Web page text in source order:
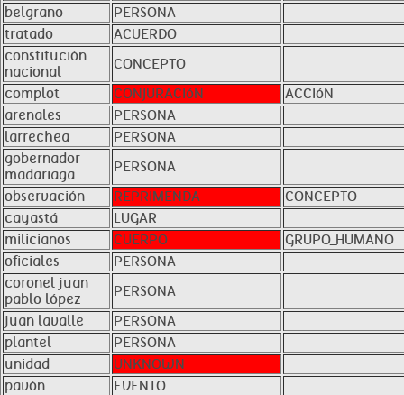
belgrano
PERSONA
tratado
ACUERDO
constitución
nacional
CONCEPTO
complot
CONJURACIóN
ACCIóN
arenales
PERSONA
larrechea
PERSONA
gobernador
madariaga
PERSONA
observación
REPRIMENDA
CONCEPTO
cayastá
LUGAR
milicianos
CUERPO
GRUPO_HUMANO
oficiales
PERSONA
coronel juan
pablo lópez
PERSONA
juan lavalle
PERSONA
plantel
PERSONA
unidad
UNKNOWN
pavón
EVENTO